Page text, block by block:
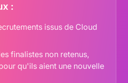
:
issus de Cloud
finalistes non retenus,
qu'ils aient une nouvelle